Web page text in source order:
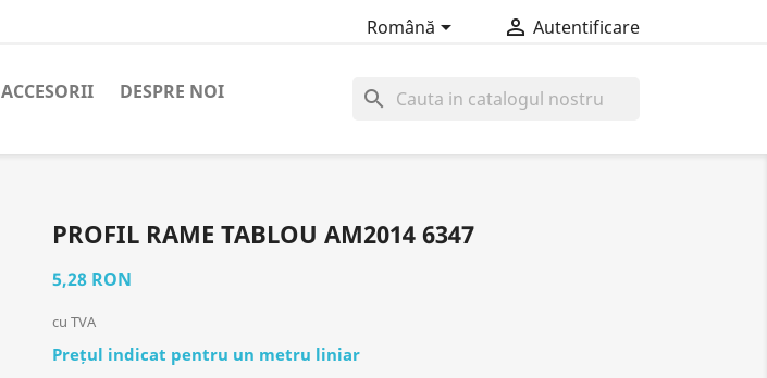
Română  Autentificare
ACCESORII DESPRE NOI search
PROFIL RAME TABLOU AM2014 6347
5,28 RON
cu TVA
Prețul indicat pentru un metru liniar